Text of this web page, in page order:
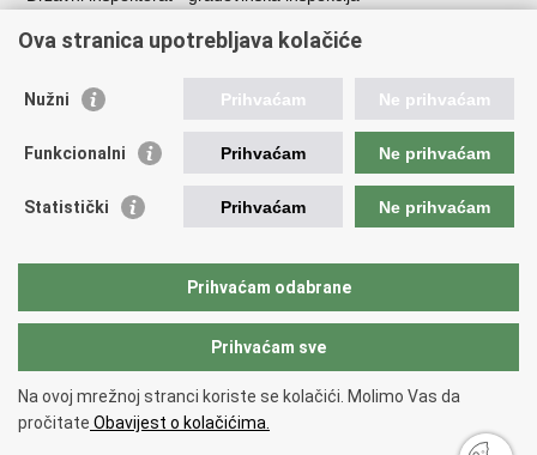
Vlada Republike Hrvatske
Agencija za pravni promet i posredovanje nekretninama
Fond za zaštitu okoliša i energetsku učinkovitost
Državne nekretnine d.o.o.
Copyright © 2026 Ministarstvo prostornoga uređenja, graditeljstva i
državne imovine.
Uvjeti korištenja.Izjava o pristupačnosti
Ova stranica upotrebljava kolačiće
Nužni Prihvaćam Ne prihvaćam
Funkcionalni Prihvaćam Ne prihvaćam
Statistički Prihvaćam Ne prihvaćam
Prihvaćam odabrane
Prihvaćam sve
Na ovoj mrežnoj stranci koriste se kolačići. Molimo Vas da
pročitate Obavijest o kolačićima.